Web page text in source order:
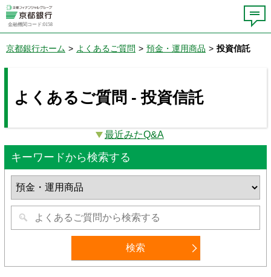
金融機関コード:0158
京都銀行ホーム > よくあるご質問 > 預金・運用商品 > 投資信託
よくあるご質問 - 投資信託
最近みたQ&A
キーワードから検索する